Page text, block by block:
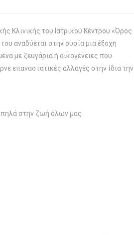
Kλινικής του Iατρικού Kέντρου «Όρος
αναδύεται στην ουσία μια έξοχη
με ζευγάρια ή οικογένειες που
επαναστατικές αλλαγές στην ίδια την
στην ζωή όλων μας.